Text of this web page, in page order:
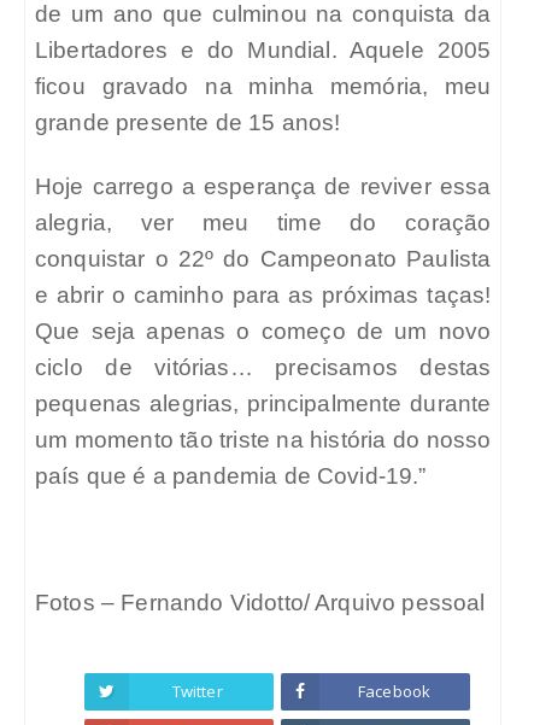
de um ano que culminou na conquista da
Libertadores e do Mundial. Aquele 2005
ficou gravado na minha memória, meu
grande presente de 15 anos!
Hoje carrego a esperança de reviver essa
alegria, ver meu time do coração
conquistar o 22º do Campeonato Paulista
e abrir o caminho para as próximas taças!
Que seja apenas o começo de um novo
ciclo de vitórias… precisamos destas
pequenas alegrias, principalmente durante
um momento tão triste na história do nosso
país que é a pandemia de Covid-19.”
Fotos – Fernando Vidotto/ Arquivo pessoal
Twitter Facebook